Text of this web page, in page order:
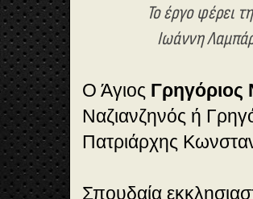
Το έργο φέρει
Ιωάννη
Ο Άγιος Γρηγόριος
Ναζιανζηνός ή
Πατριάρχης
Σπουδαία